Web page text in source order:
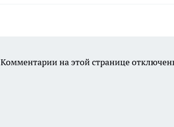
Комментарии на этой странице